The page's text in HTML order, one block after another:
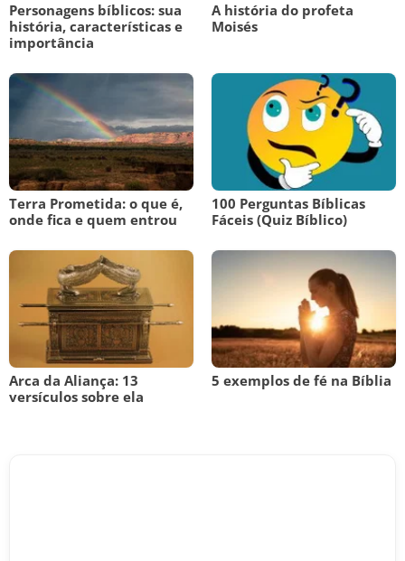
Personagens bíblicos: sua
história, características e
importância
A história do profeta
Moisés
Terra Prometida: o que é,
onde fica e quem entrou
100 Perguntas Bíblicas
Fáceis (Quiz Bíblico)
Arca da Aliança: 13
versículos sobre ela
5 exemplos de fé na Bíblia